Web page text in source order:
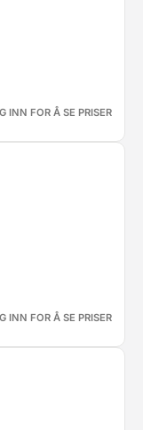
INN FOR Å SE PRISER
INN FOR Å SE PRISER